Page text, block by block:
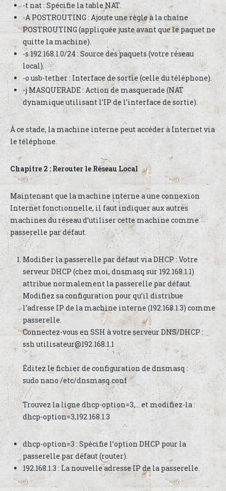
-t nat : Spécifie la table NAT.
-A POSTROUTING : Ajoute une règle à la chaîne
POSTROUTING (appliquée juste avant que le paquet ne
quitte la machine).
-s 192.168.1.0/24 : Source des paquets (votre réseau
local).
-o usb-tether : Interface de sortie (celle du téléphone).
-j MASQUERADE : Action de masquerade (NAT
dynamique utilisant l’IP de l’interface de sortie).
À ce stade, la machine interne peut accéder à Internet via
le téléphone.
Chapitre 2 : Rerouter le Réseau Local
Maintenant que la machine interne a une connexion
Internet fonctionnelle, il faut indiquer aux autres
machines du réseau d’utiliser cette machine comme
passerelle par défaut.
Modifier la passerelle par défaut via DHCP : Votre
serveur DHCP (chez moi, dnsmasq sur 192.168.1.1)
attribue normalement la passerelle par défaut.
Modifiez sa configuration pour qu’il distribue
l’adresse IP de la machine interne (192.168.1.3) comme
passerelle.
Connectez-vous en SSH à votre serveur DNS/DHCP :
ssh utilisateur@192.168.1.1
Éditez le fichier de configuration de dnsmasq :
sudo nano /etc/dnsmasq.conf
Trouvez la ligne dhcp-option=3,… et modifiez-la :
dhcp-option=3,192.168.1.3
dhcp-option=3 : Spécifie l’option DHCP pour la
passerelle par défaut (router).
192.168.1.3 : La nouvelle adresse IP de la passerelle.